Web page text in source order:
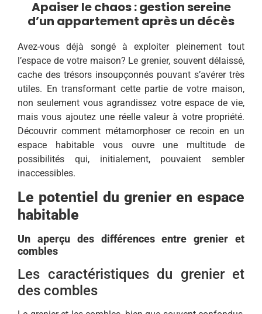
Apaiser le chaos : gestion sereine
d’un appartement après un décès
Avez-vous déjà songé à exploiter pleinement tout
l’espace de votre maison? Le grenier, souvent délaissé,
cache des trésors insoupçonnés pouvant s’avérer très
utiles. En transformant cette partie de votre maison,
non seulement vous agrandissez votre espace de vie,
mais vous ajoutez une réelle valeur à votre propriété.
Découvrir comment métamorphoser ce recoin en un
espace habitable vous ouvre une multitude de
possibilités qui, initialement, pouvaient sembler
inaccessibles.
Le potentiel du grenier en espace
habitable
Un aperçu des différences entre grenier et
combles
Les caractéristiques du grenier et
des combles